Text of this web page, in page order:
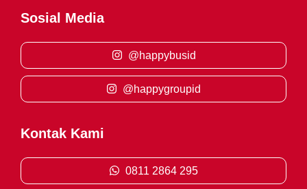
Sosial Media
@happybusid
@happygroupid
Kontak Kami
0811 2864 295